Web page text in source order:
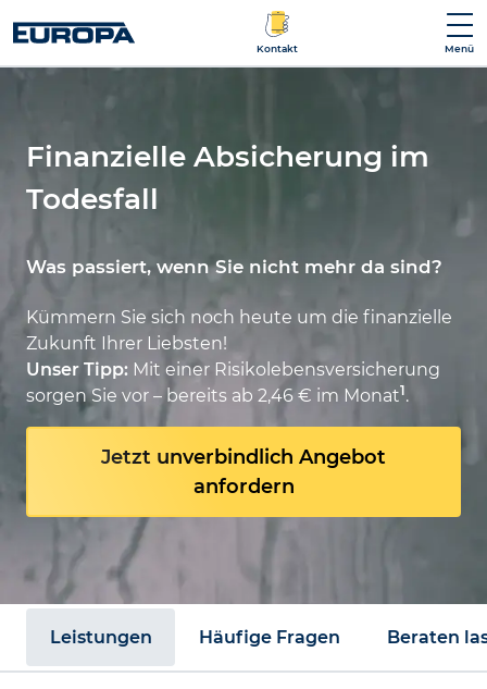
Kontakt Menü
Finanzielle Absicherung im
Todesfall
Was passiert, wenn Sie nicht mehr da sind?
Kümmern Sie sich noch heute um die finanzielle
Zukunft Ihrer Liebsten!
Unser Tipp: Mit einer Risikolebensversicherung
sorgen Sie vor – bereits ab 2,46 € im Monat1.
Jetzt unverbindlich Angebot
anfordern
Leistungen Häufige Fragen Beraten